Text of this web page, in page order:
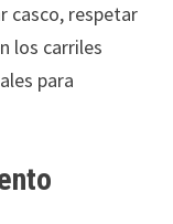
casco, respetar
los carriles
para